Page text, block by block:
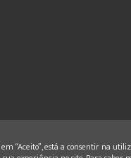
“Aceito”, está a consentir na